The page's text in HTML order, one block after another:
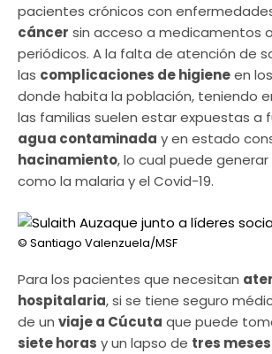
pacientes crónicos con
cáncer sin acceso a medicamentos
periódicos. A la falta de atención de
las complicaciones de higieneen
donde habita la población, teniendo
las familias suelen estar expuestas a
agua contaminada y en estado
hacinamiento, lo cual puede
como la malaria y el Covid-19.
© Santiago Valenzuela/MSF
Para los pacientes que necesitan
hospitalaria, si se tiene seguro
de un viaje a Cúcuta que puede
siete horas y un lapso de tres